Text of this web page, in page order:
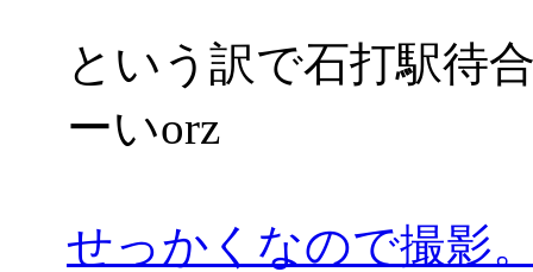
という訳で石打駅待
ーいorz
せっかくなので撮影